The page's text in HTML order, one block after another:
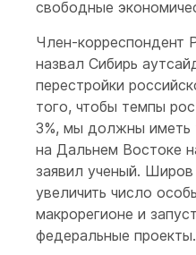
свободные
Член-
назвал Сибирь
перестройки
того, чтобы темпы
3%, мы должны иметь
на Дальнем Востоке
заявил ученый.
увеличить число
макрорегионе и
федеральные проекты.